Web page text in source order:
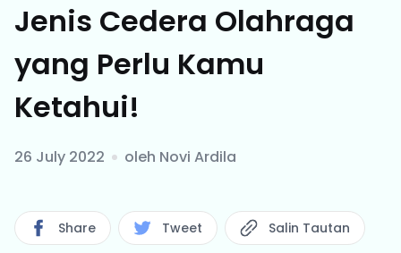
Jenis Cedera Olahraga
yang Perlu Kamu
Ketahui!
26 July 2022 oleh Novi Ardila
Share Tweet Salin Tautan